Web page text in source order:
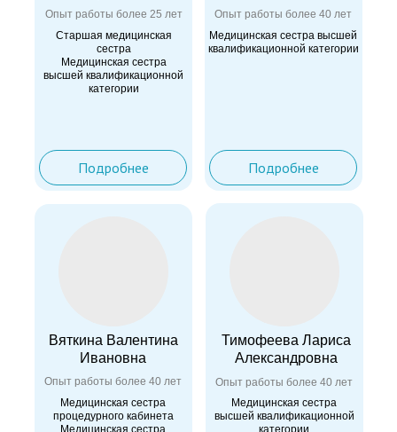
Опыт работы более 25 лет
Старшая медицинская
сестра
Медицинская сестра
высшей квалификационной
категории
Подробнее
Опыт работы более 40 лет
Медицинская сестра высшей
квалификационной категории
Подробнее
Опыт работы более 40 лет
Вяткина Валентина
Ивановна
Медицинская сестра
процедурного кабинета
Медицинская сестра
Опыт работы более 40 лет
Тимофеева Лариса
Александровна
Медицинская сестра
высшей квалификационной
категории